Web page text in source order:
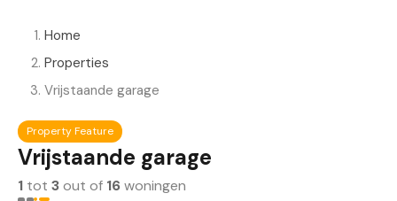
Home
Properties
Vrijstaande garage
Property Feature
Vrijstaande garage
1 tot 3out of 16woningen